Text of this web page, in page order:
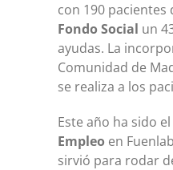
con 190
Fondo Social un
ayudas. La
Comunidad de
se realiza a los
Este año ha sido
Empleo en
sirvió para rodar